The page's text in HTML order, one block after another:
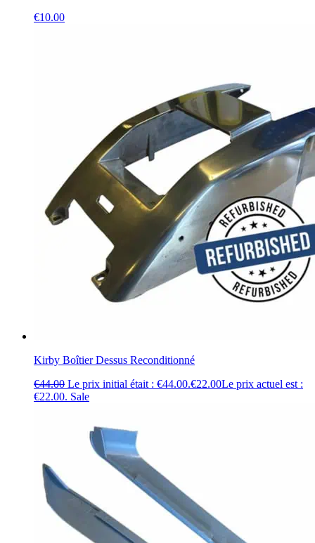
€10.00
Kirby Boîtier Dessus Reconditionné
€44.00 Le prix initial était : €44.00.€22.00Le prix actuel est :
€22.00. Sale